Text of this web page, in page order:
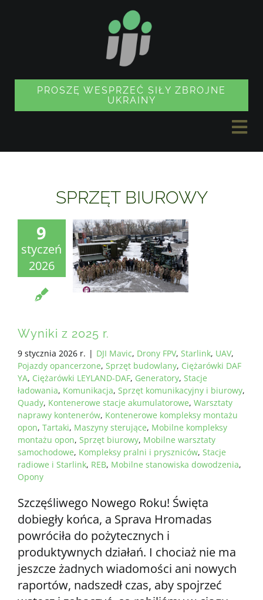
PROSZĘ WESPRZEĆ SIŁY ZBROJNE
UKRAINY
SKLEP Z PAMIĄTKAMI
WSZYSTKIE WYMAGANIA
SPRZĘT BIUROWY
9
styczeń
2026
Wyniki z 2025 r.
9 stycznia 2026 r. | DJI Mavic, Drony FPV, Starlink, UAV,
Pojazdy opancerzone, Sprzęt budowlany, Ciężarówki DAF
YA, Ciężarówki LEYLAND-DAF, Generatory, Stacje
ładowania, Komunikacja, Sprzęt komunikacyjny i biurowy,
Quady, Kontenerowe stacje akumulatorowe, Warsztaty
naprawy kontenerów, Kontenerowe kompleksy montażu
opon, Tartaki, Maszyny sterujące, Mobilne kompleksy
montażu opon, Sprzęt biurowy, Mobilne warsztaty
samochodowe, Kompleksy pralni i pryszniców, Stacje
radiowe i Starlink, REB, Mobilne stanowiska dowodzenia,
Opony
Szczęśliwego Nowego Roku! Święta
dobiegły końca, a Sprava Hromadas
powróciła do pożytecznych i
produktywnych działań. I chociaż nie ma
jeszcze żadnych wiadomości ani nowych
raportów, nadszedł czas, aby spojrzeć